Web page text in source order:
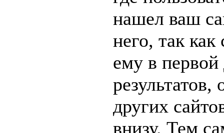
нашел ваш
него, так
ему в первой
результатов,
других
внизу. Тем